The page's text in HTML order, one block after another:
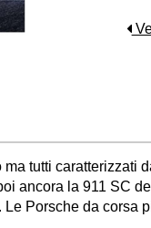
tutti caratterizzati
ancora la 911 SC
Porsche da